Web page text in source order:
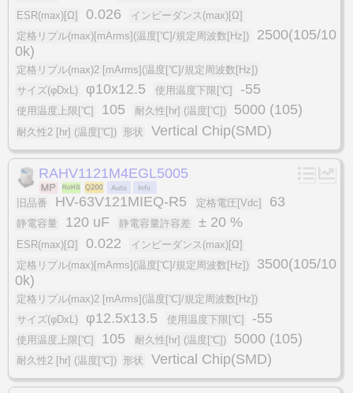
ESR(max)[Ω] 0.026
インピーダンス(max)[Ω]
定格リプル(max)[mArms](温度[℃]/規定周波数[Hz])
2500(105/10
0k)
定格リプル(max)2 [mArms](温度[℃]/規定周波数[Hz])
サイズ(φDxL)
φ10x12.5 使用温度下限[℃] -55
使用温度上限[℃] 105 耐久性[hr] (温度[℃]) 5000 (105)
耐久性2 [hr] (温度[℃]) 形状 Vertical Chip(SMD)
RAHV1121M4EGL5005
旧品番 HV-63V121MIEQ-R5 定格電圧[Vdc] 63
静電容量 120 uF 静電容量許容差 ± 20 %
ESR(max)[Ω] 0.022
インピーダンス(max)[Ω]
定格リプル(max)[mArms](温度[℃]/規定周波数[Hz])
3500(105/10
0k)
定格リプル(max)2 [mArms](温度[℃]/規定周波数[Hz])
サイズ(φDxL)
φ12.5x13.5 使用温度下限[℃] -55
使用温度上限[℃] 105 耐久性[hr] (温度[℃]) 5000 (105)
耐久性2 [hr] (温度[℃]) 形状 Vertical Chip(SMD)